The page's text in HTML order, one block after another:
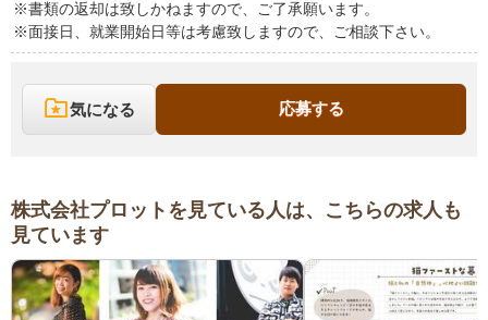
※書類の返却は致しかねますので、ご了承願います。
※面接日、就業開始日等は考慮致しますので、ご相談下さい。
気になる 応募する
株式会社プロットを見ている人は、こちらの求人も
見ています